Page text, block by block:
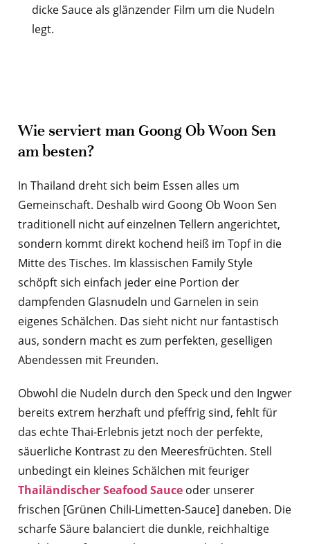
dicke Sauce als glänzender Film um die Nudeln
legt.
Wie serviert man Goong Ob Woon Sen
am besten?
In Thailand dreht sich beim Essen alles um
Gemeinschaft. Deshalb wird Goong Ob Woon Sen
traditionell nicht auf einzelnen Tellern angerichtet,
sondern kommt direkt kochend heiß im Topf in die
Mitte des Tisches. Im klassischen Family Style
schöpft sich einfach jeder eine Portion der
dampfenden Glasnudeln und Garnelen in sein
eigenes Schälchen. Das sieht nicht nur fantastisch
aus, sondern macht es zum perfekten, geselligen
Abendessen mit Freunden.
Obwohl die Nudeln durch den Speck und den Ingwer
bereits extrem herzhaft und pfeffrig sind, fehlt für
das echte Thai-Erlebnis jetzt noch der perfekte,
säuerliche Kontrast zu den Meeresfrüchten. Stell
unbedingt ein kleines Schälchen mit feuriger
Thailändischer Seafood Sauceoder unserer
frischen [Grünen Chili-Limetten-Sauce] daneben. Die
scharfe Säure balanciert die dunkle, reichhaltige